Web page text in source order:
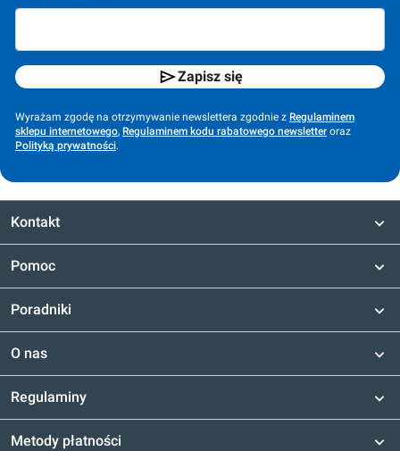
Zapisz się
Wyrażam zgodę na otrzymywanie newslettera zgodnie z Regulaminem
sklepu internetowego, Regulaminem kodu rabatowego newsletter oraz
Polityką prywatności.
Kontakt
Pomoc
Poradniki
O nas
Regulaminy
Metody płatności